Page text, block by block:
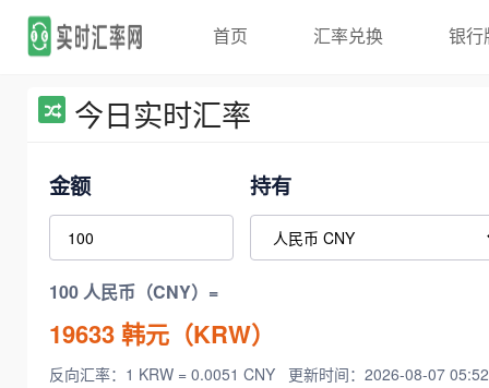
首页 汇率兑换 银行
今日实时汇率
金额 持有
100 人民币（CNY）=
19633韩元（KRW）
反向汇率：1 KRW = 0.0051 CNY 更新时间：2026-08-07